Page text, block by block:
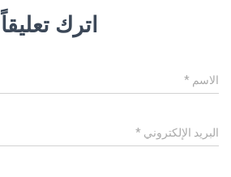
اترك تعليقاً
الاسم *
البريد الإلكتروني *